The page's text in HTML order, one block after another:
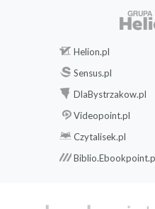
Helion.pl
Sensus.pl
DlaBystrzakow.pl
Videopoint.pl
Czytalisek.pl